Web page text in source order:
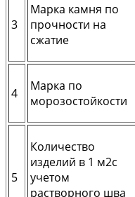
3
Марка камня по
прочности на
сжатие
4
Марка по
морозостойкости
5
Количество
изделий в 1 м2с
учетом
растворного шва